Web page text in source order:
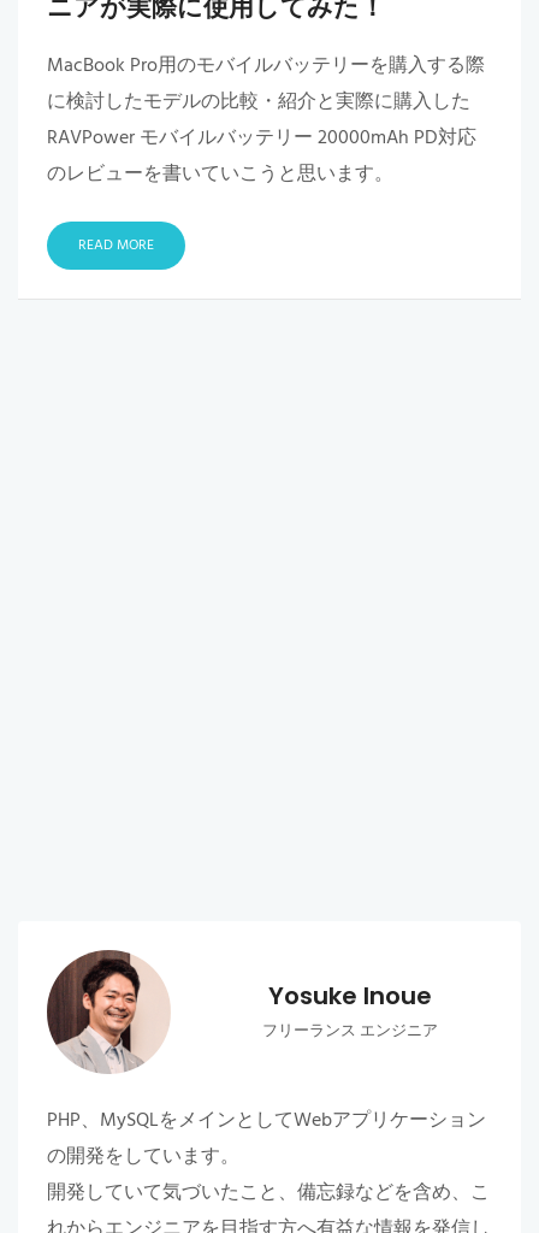
MacBook Pro用のモバイルバッテリーを購入する際
に検討したモデルの比較・紹介と実際に購入した
RAVPower モバイルバッテリー 20000mAh PD対応
のレビューを書いていこうと思います。
READ MORE
Yosuke Inoue
フリーランス エンジニア
PHP、MySQLをメインとしてWebアプリケーション
の開発をしています。
開発していて気づいたこと、備忘録などを含め、こ